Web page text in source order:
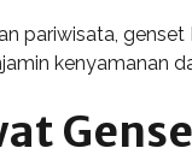
pariwisata,
kenyamanan